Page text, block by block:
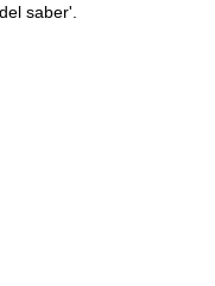
saber'.